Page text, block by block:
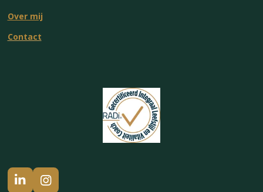
Over mij
Contact
L
I